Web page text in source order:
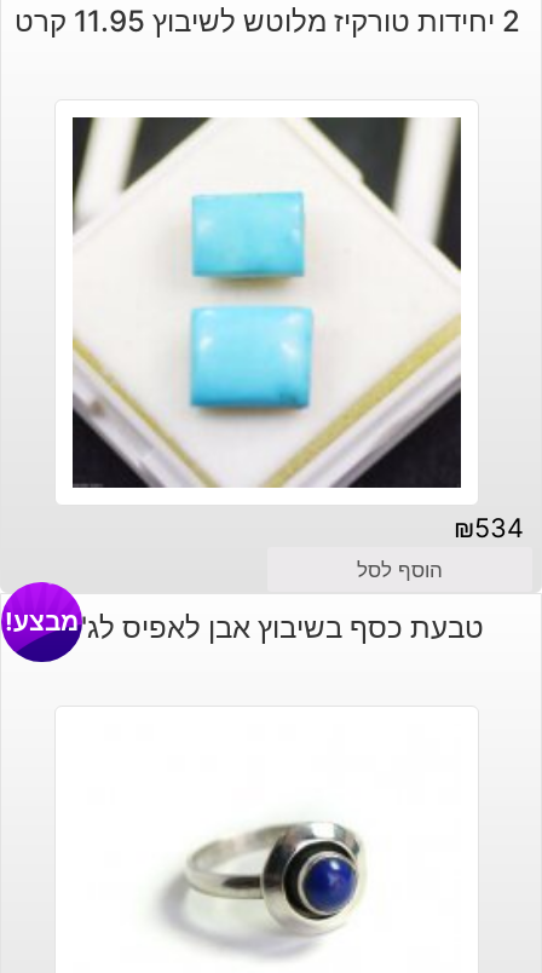
היה:
הוא:
2 יחידות טורקיז מלוטש לשיבוץ 11.95 קרט
₪534
הוסף לסל
טבעת כסף בשיבוץ אבן לאפיס לג'ולימבצע!